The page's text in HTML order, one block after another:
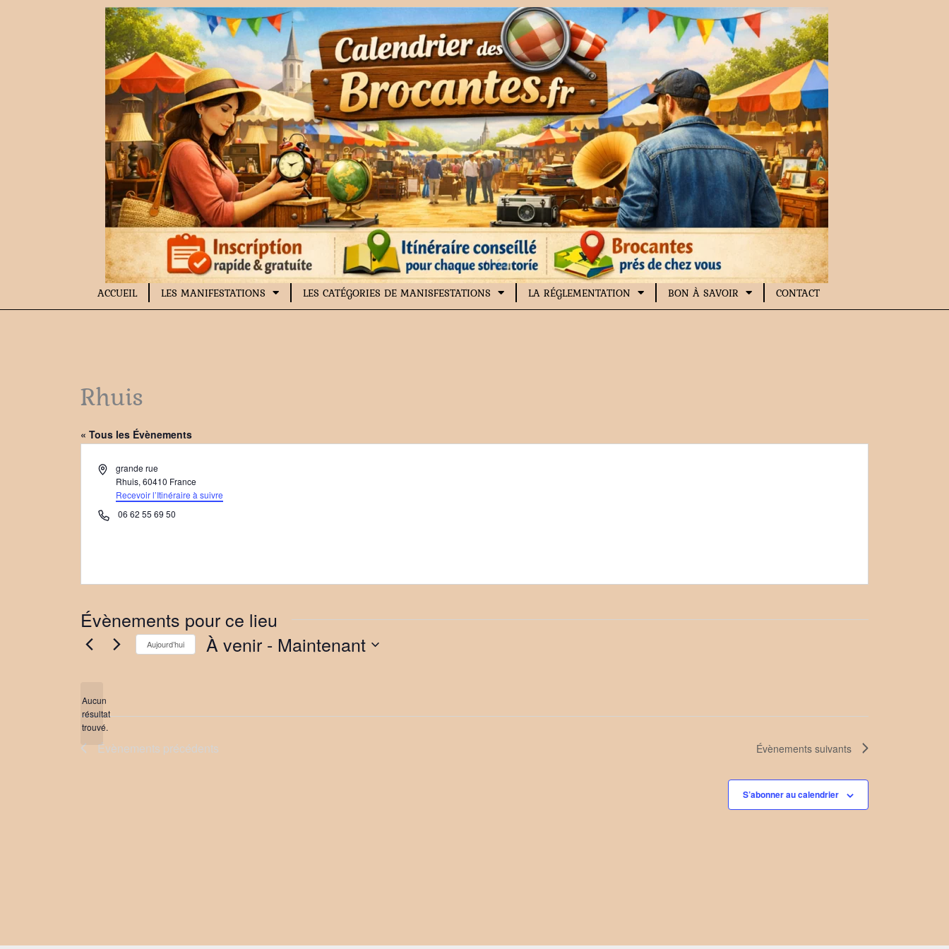
ACCUEIL LES MANIFESTATIONS LES CATÉGORIES DE MANISFESTATIONS LA RÉGLEMENTATION BON À SAVOIR CONTACT
Rhuis
« Tous les Évènements
Adressegrande rue
Rhuis, 60410 France
Recevoir l’Itinéraire à suivre
Téléphone06 62 55 69 50
Évènements pour ce lieu
Notice
Aucun
résultat
trouvé.
Aujourd’hui À venir - Maintenant
Évènements précédents Évènements suivants
S’abonner au calendrier